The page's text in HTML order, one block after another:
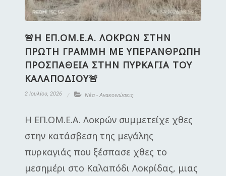
🚨Η ΕΠ.ΟΜ.Ε.Α. ΛΟΚΡΩΝ ΣΤΗΝ
ΠΡΩΤΗ ΓΡΑΜΜΗ ΜΕ ΥΠΕΡΑΝΘΡΩΠΗ
ΠΡΟΣΠΑΘΕΙΑ ΣΤΗΝ ΠΥΡΚΑΓΙΑ ΤΟΥ
ΚΑΛΑΠΟΔΙΟΥ🚨
2 Ιουλίου, 2026 Νέα - Ανακοινώσεις
Η ΕΠ.ΟΜ.Ε.Α. Λοκρών συμμετείχε χθες
στην κατάσβεση της μεγάλης
πυρκαγιάς που ξέσπασε χθες το
μεσημέρι στο Καλαπόδι Λοκρίδας, μιας